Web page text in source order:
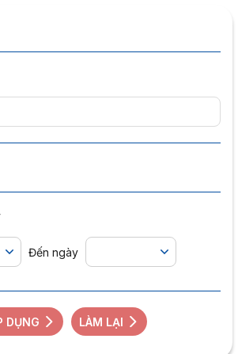
Đến ngày
DỤNG LÀM LẠI